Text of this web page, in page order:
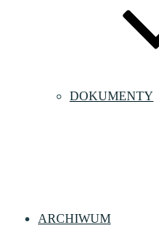
DOKUMENTY
ARCHIWUM